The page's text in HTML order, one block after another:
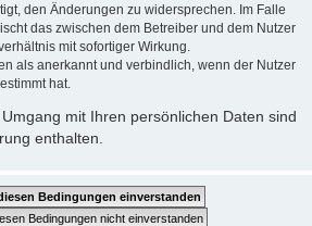
den Änderungen zu widersprechen. Im Falle
das zwischen dem Betreiber und dem Nutzer
mit sofortiger Wirkung.
als anerkannt und verbindlich, wenn der Nutzer
hat.
mit Ihren persönlichen Daten sind
enthalten.